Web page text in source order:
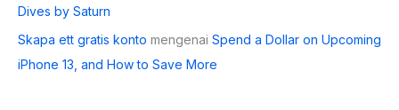
Dives by Saturn
Skapa ett gratis konto mengenai Spend a Dollar on Upcoming
iPhone 13, and How to Save More